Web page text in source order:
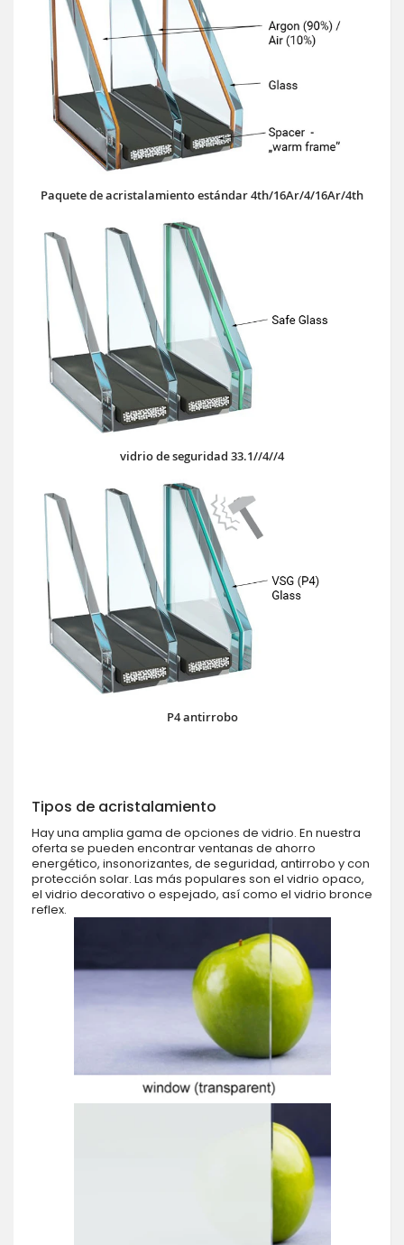
Paquete de acristalamiento estándar 4th/16Ar/4/16Ar/4th
vidrio de seguridad 33.1//4//4
P4 antirrobo
Tipos de acristalamiento
Hay una amplia gama de opciones de vidrio. En nuestra
oferta se pueden encontrar ventanas de ahorro
energético, insonorizantes, de seguridad, antirrobo y con
protección solar. Las más populares son el vidrio opaco,
el vidrio decorativo o espejado, así como el vidrio bronce
reflex.